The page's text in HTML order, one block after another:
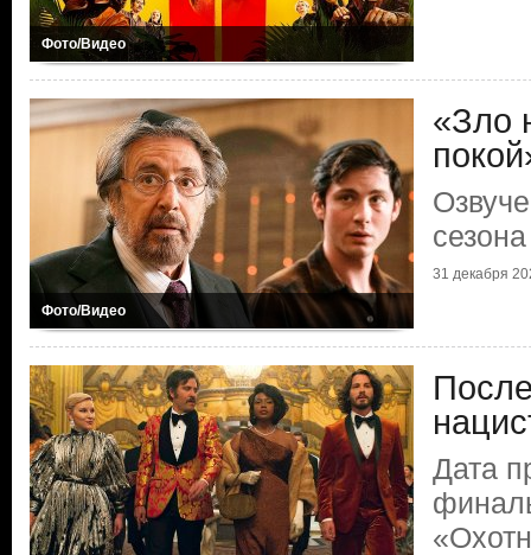
Фото/Видео
Фото/Видео
«Зло
31 декабря
Дата